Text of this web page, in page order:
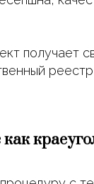
получает